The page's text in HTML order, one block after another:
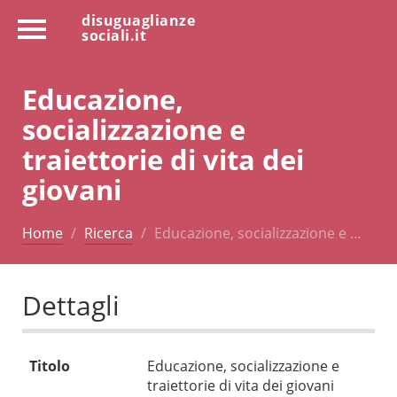
disuguaglianze
sociali.it
Educazione,
socializzazione e
traiettorie di vita dei
giovani
Home Ricerca Educazione, socializzazione e …
Dettagli
Titolo
Educazione, socializzazione e
traiettorie di vita dei giovani